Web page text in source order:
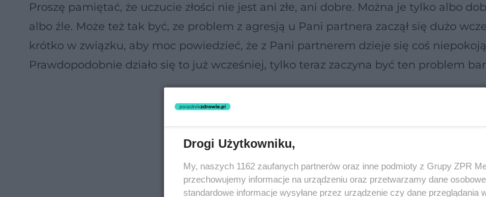
Proszę pamiętać, że uczucie złości nie jest ani złe, ani dobre. Można je tylko albo
albo źle. Może też tak być, ze problem z agresją u Pani partnera zaczął się dużo
krótko w związku, aby moc powiedzieć, że z Pani partnerem dzieje się coś
Prawdopodobnie działo się to już wcześniej, tylko teraz zaczyna być ten problem
Drogi Użytkowniku,
My, naszych 1162 zaufanych partnerów oraz inne podmioty z Grupy ZPR
przechowujemy informacje na urządzeniu oraz przetwarzamy dane
standardowe informacje wysyłane przez urządzenie czy dane przeglądania